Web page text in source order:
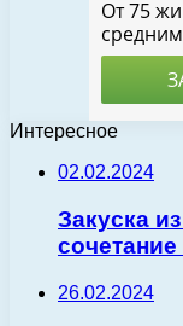
Интересное
02.02.2024
Закуска
26.02.2024